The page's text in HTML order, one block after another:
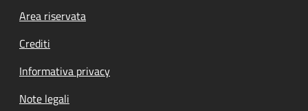
Footer menu
Area riservata
Crediti
Informativa privacy
Note legali